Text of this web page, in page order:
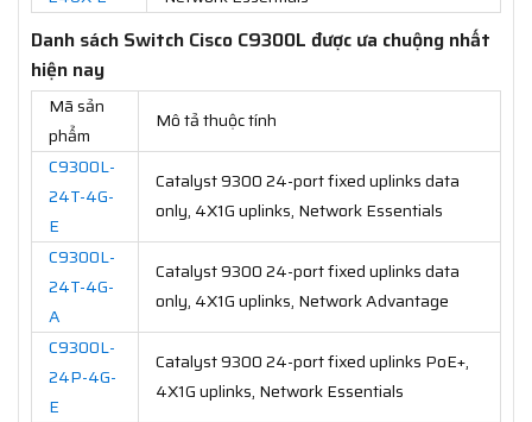
Danh sách Switch Cisco C9300L được ưa chuộng nhất
hiện nay
Mã sản
phẩm
Mô tả thuộc tính
C9300L-
24T-4G-
E
Catalyst 9300 24-port fixed uplinks data
only, 4X1G uplinks, Network Essentials
C9300L-
24T-4G-
A
Catalyst 9300 24-port fixed uplinks data
only, 4X1G uplinks, Network Advantage
C9300L-
24P-4G-
E
Catalyst 9300 24-port fixed uplinks PoE+,
4X1G uplinks, Network Essentials